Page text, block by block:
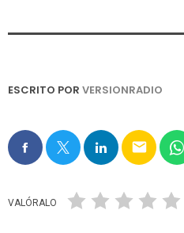
ESCRITO POR VERSIONRADIO
email
VALÓRALO